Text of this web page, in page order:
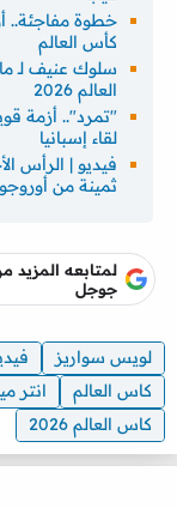
خطوة مفاجئة..
كأس العالم
سلوك عنيف لـ
العالم 2026
"تمرد".. أزمة
لقاء إسبانيا
فيديو | الرأس
ثمينة من
لمتابعه
جوجل
لويس سواريز
كاس العالم
انتر
كاس العالم 2026